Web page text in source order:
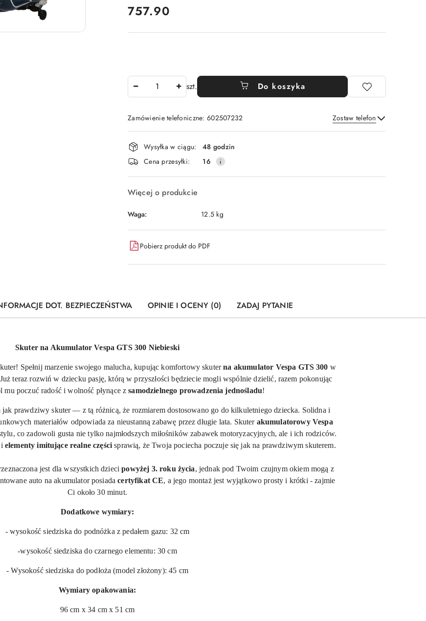
cena:
757.90
szt. Do koszyka
Zamówienie telefoniczne: 602507232 Zostaw telefon
Wyślij
Dostępność
i
dostawa
Wysyłka w ciągu:
48 godzin
Cena przesyłki:
16
Więcej o produkcie
Waga: 12.5 kg
Pobierz produkt do PDF
DOT. BEZPIECZEŃSTWA OPINIE I OCENY (0) ZADAJ PYTANIE
Skuter na Akumulator Vespa GTS 300 Niebieski
Spełnij marzenie swojego malucha, kupując komfortowy skuterna akumulator Vespa GTS 300 w
teraz rozwiń w dziecku pasję, którą w przyszłości będziecie mogli wspólnie dzielić, razem pokonując
mu poczuć radość i wolność płynące zsamodzielnego prowadzenia jednośladu!
prawdziwy skuter — z tą różnicą, że rozmiarem dostosowano go do kilkuletniego dziecka. Solidna i
materiałów odpowiada za nieustanną zabawę przez długie lata. Skuterakumulatorowy Vespa
co zadowoli gusta nie tylko najmłodszych miłośników zabawek motoryzacyjnych, ale i ich rodziców.
elementy imitujące realne części sprawią, że Twoja pociecha poczuje się jak na prawdziwym skuterem.
jest dla wszystkich dziecipowyżej 3. roku życia, jednak pod Twoim czujnym okiem mogą z
auto na akumulator posiadacertyfikat CE, a jego montaż jest wyjątkowo prosty i krótki - zajmie
Ci około 30 minut.
Dodatkowe wymiary:
- wysokość siedziska do podnóżka z pedałem gazu: 32 cm
-wysokość siedziska do czarnego elementu: 30 cm
- Wysokość siedziska do podłoża (model złożony): 45 cm
Wymiary opakowania:
96 cm x 34 cm x 51 cm